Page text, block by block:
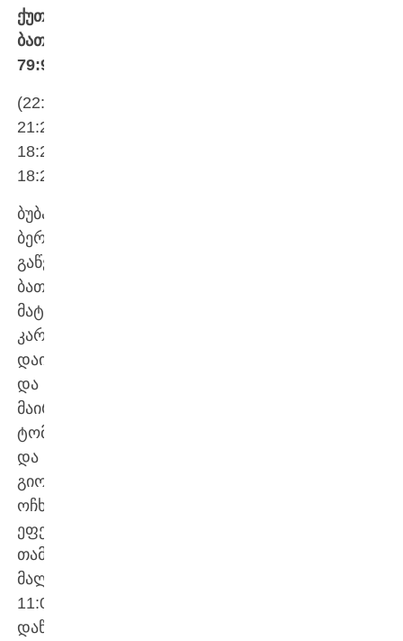
ქუთაისი-
ბათუმი
79:96
(22:25;
21:23;
18:20;
18:28)
ბუბა
ბერიშვილის
გაწვრთნილმა
ბათუმმა
მატჩი
კარგად
დაიწყო
და
მაირინ
ტომასისა
და
გიორგი
ოჩხიკიძის
ეფექტური
თამაშით
მალევე
11:0
დაწინაურდა.